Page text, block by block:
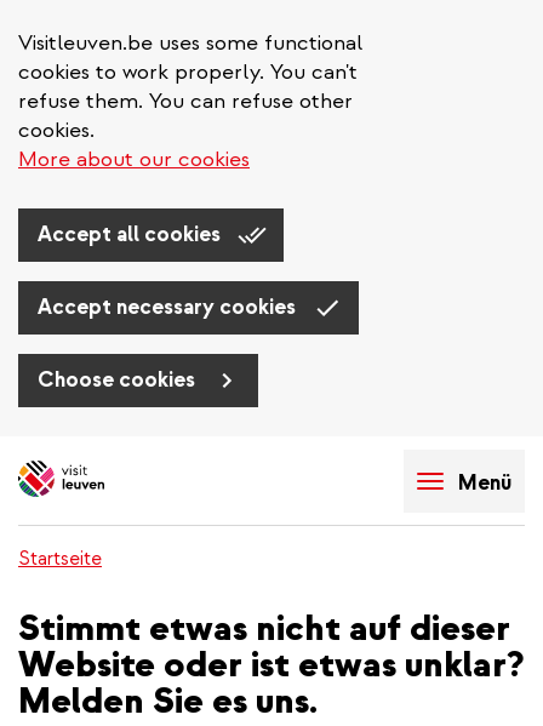
Visitleuven.be uses some functional
cookies to work properly. You can't
refuse them. You can refuse other
cookies.
More about our cookies
Accept all cookies
Accept necessary cookies
Choose cookies
zum
Menü
Startseite
Stimmt etwas nicht auf dieser
Website oder ist etwas unklar?
Melden Sie es uns.